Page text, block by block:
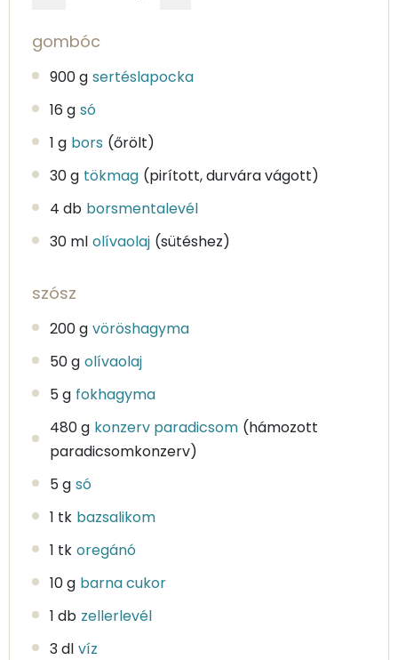
gombóc
900 g sertéslapocka
16 g só
1 g bors (őrölt)
30 g tökmag (pirított, durvára vágott)
4 db borsmentalevél
30 ml olívaolaj (sütéshez)
szósz
200 g vöröshagyma
50 g olívaolaj
5 g fokhagyma
480 g konzerv paradicsom (hámozott
paradicsomkonzerv)
5 g só
1 tk bazsalikom
1 tk oregánó
10 g barna cukor
1 db zellerlevél
3 dl víz